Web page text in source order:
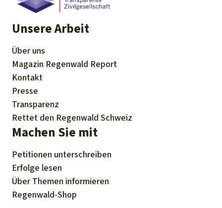
Unsere Arbeit
Über uns
Magazin Regenwald Report
Kontakt
Presse
Transparenz
Rettet den Regenwald Schweiz
Machen Sie mit
Petitionen unterschreiben
Erfolge lesen
Über Themen informieren
Regenwald-Shop